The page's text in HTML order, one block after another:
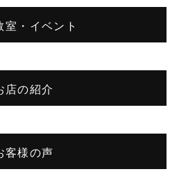
室・イベント
店の紹介
客様の声